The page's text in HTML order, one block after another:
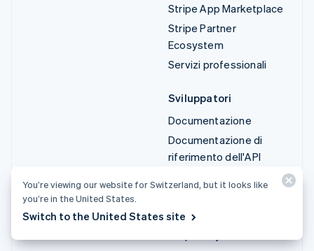
Stripe App Marketplace
Stripe Partner
Ecosystem
Servizi professionali
Sviluppatori
Documentazione
Documentazione di
riferimento dell'API
Librerie e SDK
You’re viewing our website for Switzerland, but it looks like
you’re in the United States.
Switch to the United States site